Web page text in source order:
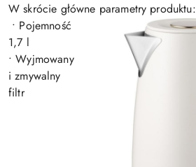
W skrócie główne parametry produktu:
• Pojemność
1,7 l
• Wyjmowany
i zmywalny
filtr